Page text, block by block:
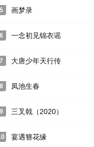
传统甜宠套路上又增添了“轻喜
在时代列车上追赶青春的
稚嫩到成熟、向着心中的
月，厦门郑记洋行的少爷郑世
5 画梦录
6 一念初见锦衣谣
7 大唐少年天行传
8 凤池生春
9 三叉戟（2020）
宴遇簪花缘